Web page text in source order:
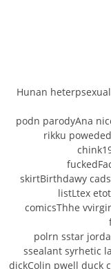
Hunan
podn parodyAna
rikku
skirtBirthdawy
listLtex
comicsThhe
polrn sstar
ssealant syrhetic
dickColin pwell duck